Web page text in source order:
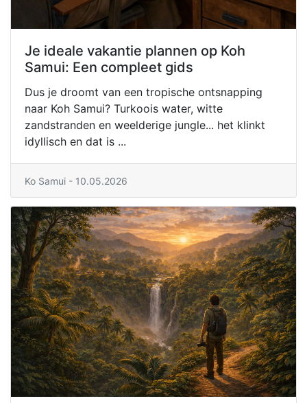
Je ideale vakantie plannen op Koh
Samui: Een compleet gids
Dus je droomt van een tropische ontsnapping
naar Koh Samui? Turkoois water, witte
zandstranden en weelderige jungle... het klinkt
idyllisch en dat is ...
Ko Samui - 10.05.2026